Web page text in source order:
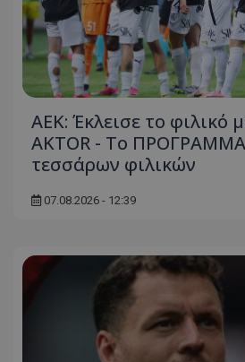
ΑΕΚ: Έκλεισε το φιλικό
AKTOR - Το
τεσσάρων φιλικών
07.08.2026 - 12:39